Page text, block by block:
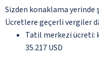
Sizden konaklama
Ücretlere geçerli vergiler
Tatil merkezi ücreti:
35.217 USD